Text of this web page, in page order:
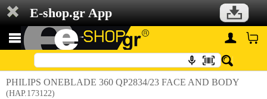
E-shop.gr App
PHILIPS ONEBLADE 360 QP2834/23 FACE AND BODY
(HAP.173122)